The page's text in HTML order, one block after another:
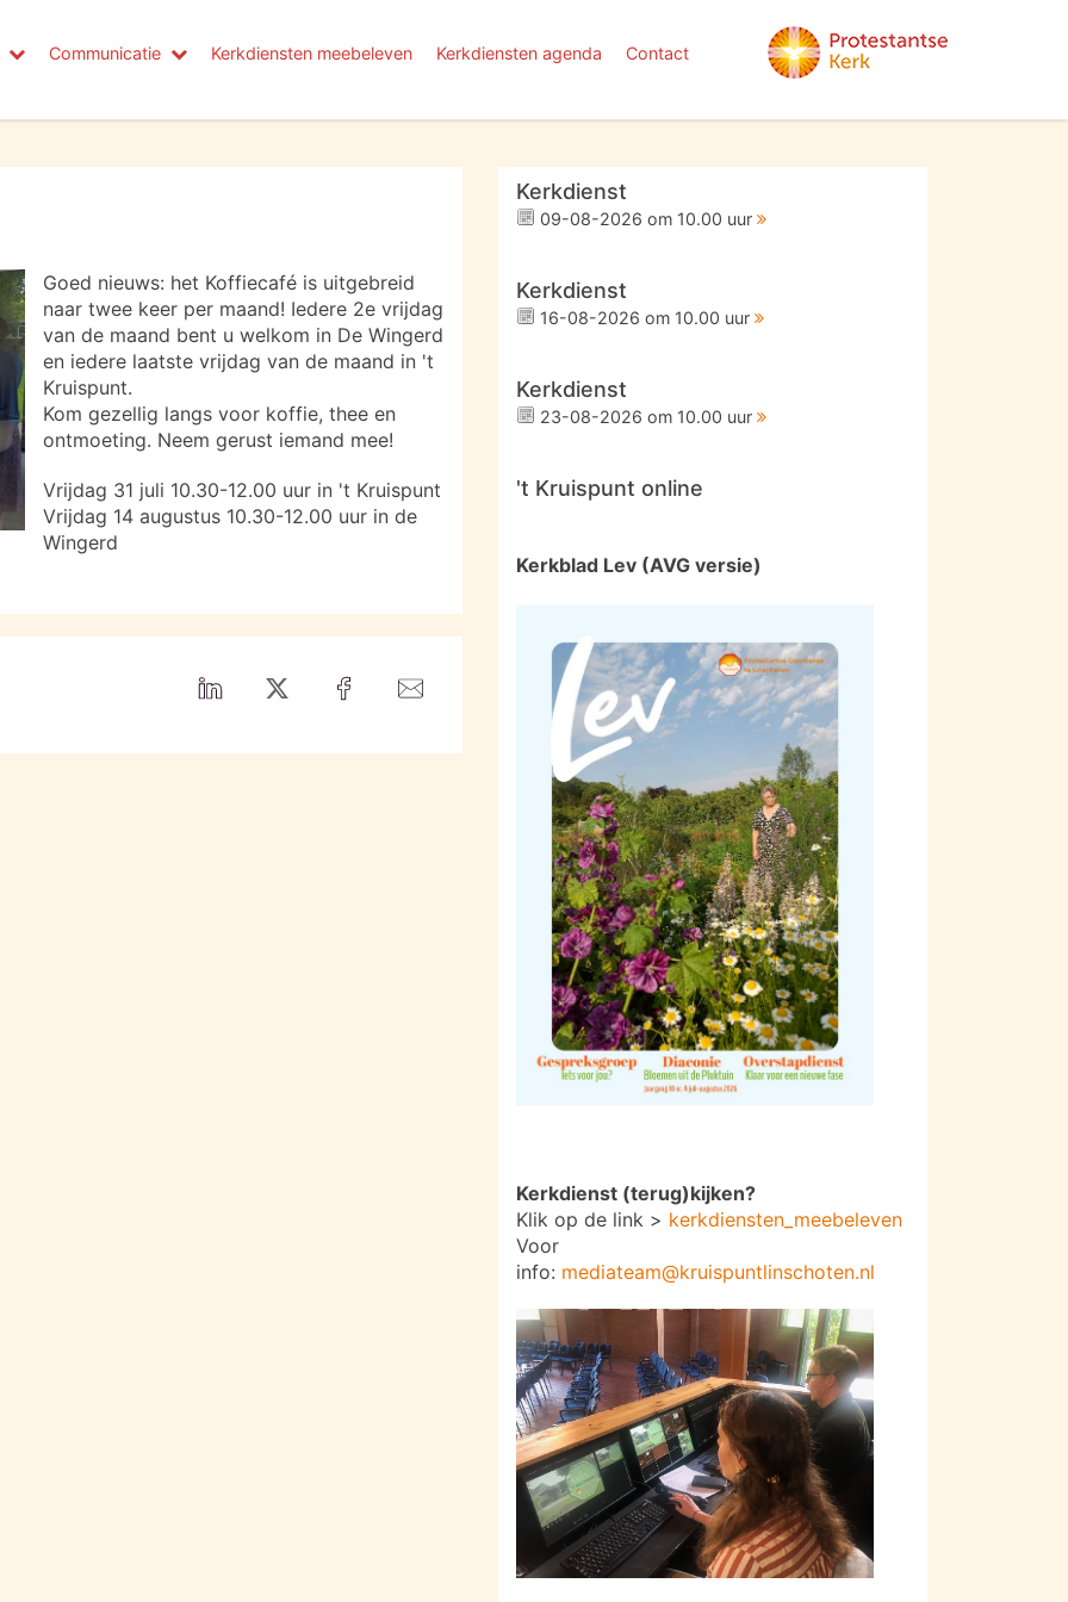
Communicatie Kerkdiensten meebeleven Kerkdiensten agenda Contact
Goed nieuws: het Koffiecafé is uitgebreid
naar twee keer per maand! Iedere 2e vrijdag
van de maand bent u welkom in De Wingerd
en iedere laatste vrijdag van de maand in 't
Kruispunt.
Kom gezellig langs voor koffie, thee en
ontmoeting. Neem gerust iemand mee!
Vrijdag 31 juli 10.30-12.00 uur in 't Kruispunt
Vrijdag 14 augustus 10.30-12.00 uur in de
Wingerd
Kerkdienst
09-08-2026 om 10.00 uur
Kerkdienst
16-08-2026 om 10.00 uur
Kerkdienst
23-08-2026 om 10.00 uur
't Kruispunt online
Kerkblad Lev (AVG versie)
Kerkdienst (terug)kijken?
Klik op de link > kerkdiensten_meebeleven
Voor
info: mediateam@kruispuntlinschoten.nl